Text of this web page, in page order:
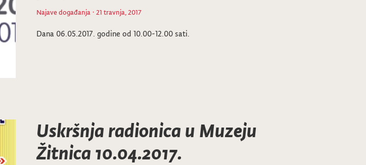
Najave događanja · 21 travnja, 2017
Dana 06.05.2017. godine od 10.00-12.00 sati.
Uskršnja radionica u Muzeju
Žitnica 10.04.2017.